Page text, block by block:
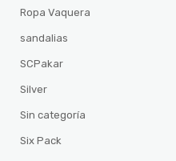
Ropa Vaquera
sandalias
SCPakar
Silver
Sin categoría
Six Pack